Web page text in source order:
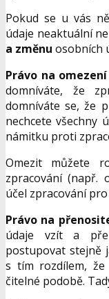
Pokud se u vás
údaje neaktuální
a změnu osobních
Právo na
domníváte, že
domníváte se, že
nechcete všechny
námitku proti
Omezit můžete
zpracování (např.
účel zpracování
Právo na
údaje vzít a
postupovat stejně
s tím rozdílem, že
čitelné podobě.